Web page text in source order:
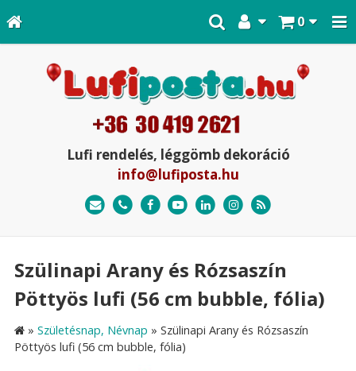
0
Lufi rendelés, léggömb dekoráció
info@lufiposta.hu
Szülinapi Arany és Rózsaszín
Pöttyös lufi (56 cm bubble, fólia)
» Születésnap, Névnap » Szülinapi Arany és Rózsaszín
Pöttyös lufi (56 cm bubble, fólia)